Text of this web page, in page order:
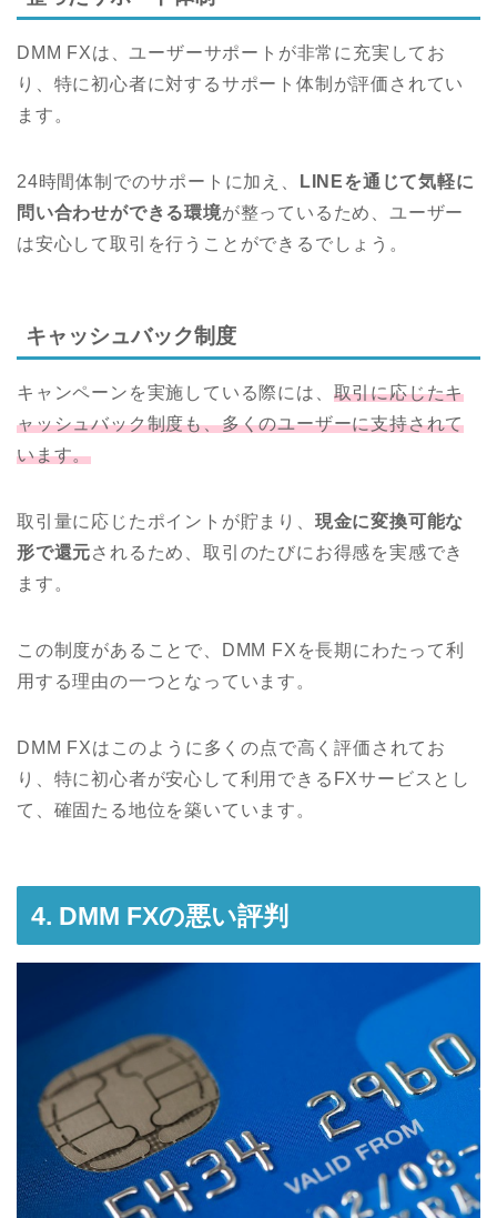
DMM FXは、ユーザーサポートが非常に充実してお
り、特に初心者に対するサポート体制が評価されてい
ます。
24時間体制でのサポートに加え、
LINEを通じて気軽に
問い合わせができる環境が整っているため、ユーザー
は安心して取引を行うことができるでしょう。
キャッシュバック制度
キャンペーンを実施している際には、 取引に応じたキ
ャッシュバック制度も、多くのユーザーに支持されて
います。
取引量に応じたポイントが貯まり、 現金に変換可能な
形で還元されるため、取引のたびにお得感を実感でき
ます。
この制度があることで、DMM FXを長期にわたって利
用する理由の一つとなっています。
DMM FXはこのように多くの点で高く評価されてお
り、特に初心者が安心して利用できるFXサービスとし
て、確固たる地位を築いています。
4. DMM FXの悪い評判